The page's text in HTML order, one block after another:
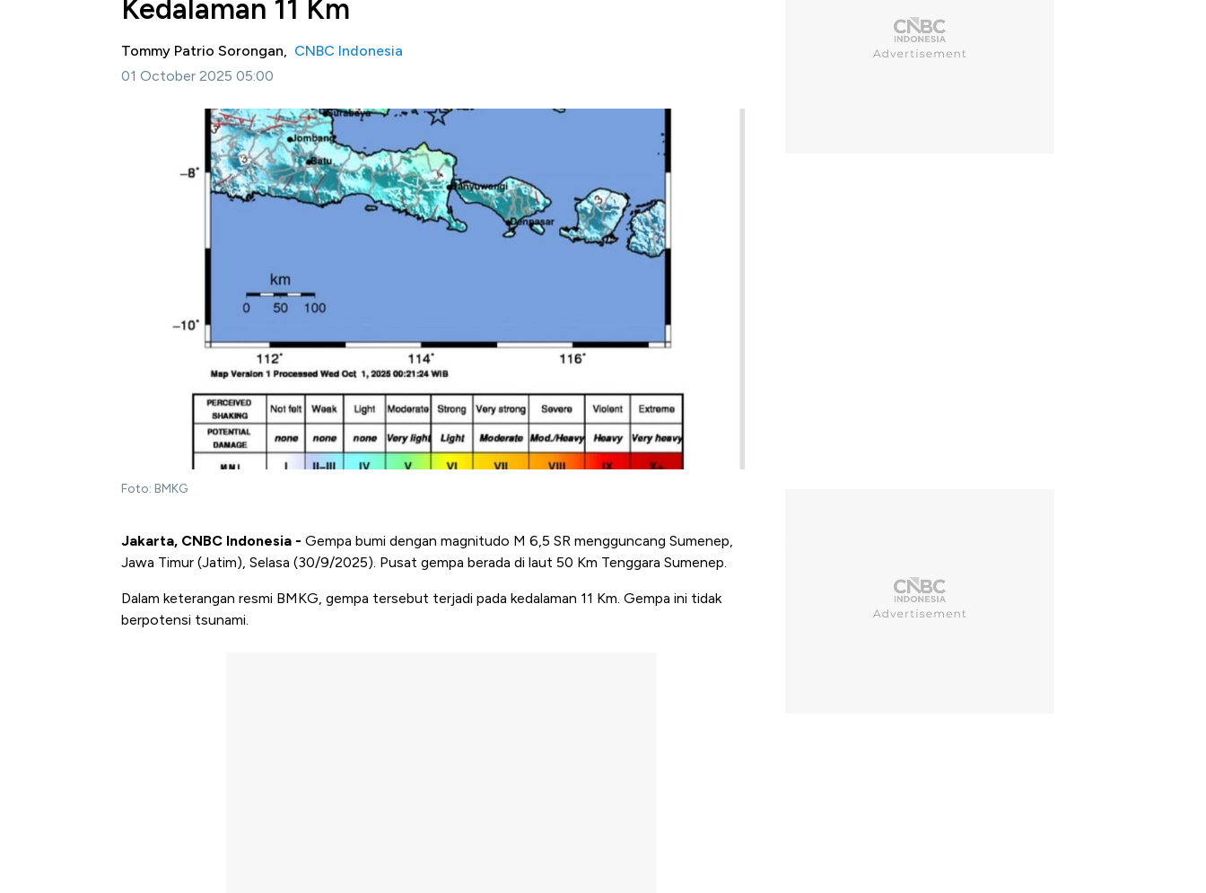
Kedalaman 11 Km
Tommy Patrio Sorongan, CNBC Indonesia
01 October 2025 05:00
Foto: BMKG
Jakarta, CNBC Indonesia - Gempa bumi dengan magnitudo M 6,5 SR mengguncang Sumenep,
Jawa Timur (Jatim), Selasa (30/9/2025). Pusat gempa berada di laut 50 Km Tenggara Sumenep.
Dalam keterangan resmi BMKG, gempa tersebut terjadi pada kedalaman 11 Km. Gempa ini tidak
berpotensi tsunami.